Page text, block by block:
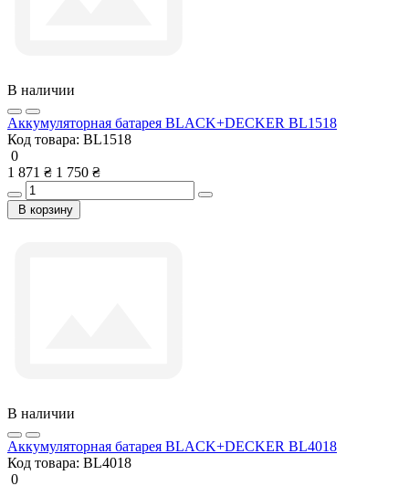
В наличии
Аккумуляторная батарея BLACK+DECKER BL1518
Код товара: BL1518
0
1 871 ₴ 1 750 ₴
В корзину
В наличии
Аккумуляторная батарея BLACK+DECKER BL4018
Код товара: BL4018
0